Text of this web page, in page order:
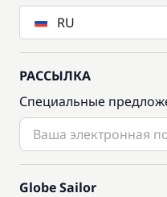
RU
РАССЫЛКА
Специальные
Globe Sailor